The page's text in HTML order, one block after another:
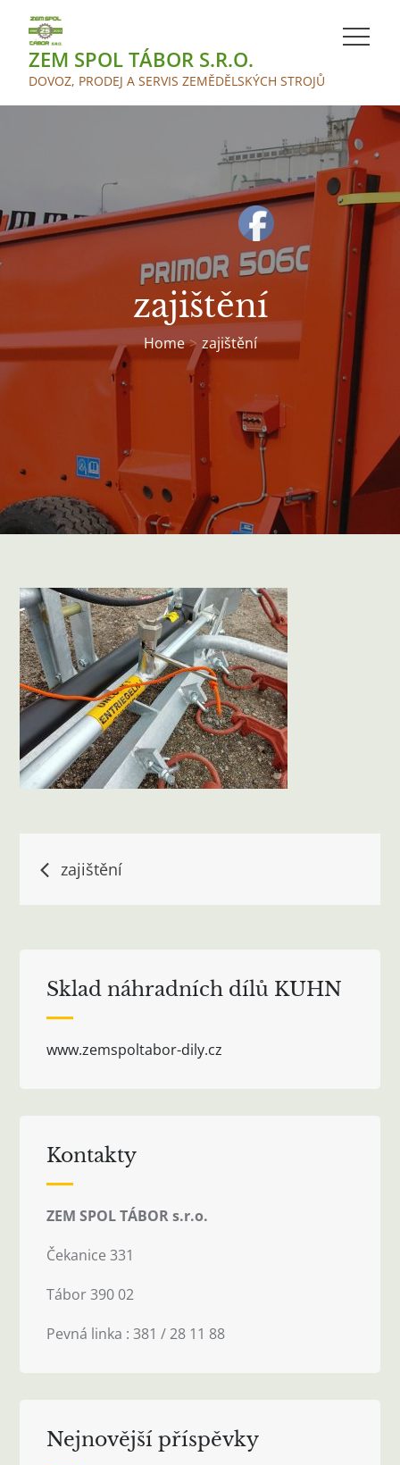
contentZEM SPOL TÁBOR S.R.O.
DOVOZ, PRODEJ A SERVIS ZEMĚDĚLSKÝCH STROJŮ
zajištění
Home zajištění
Navigace
zajištění
Sklad náhradních dílů KUHN
www.zemspoltabor-dily.cz
Kontakty
ZEM SPOL TÁBOR s.r.o.
Čekanice 331
Tábor 390 02
Pevná linka : 381 / 28 11 88
Nejnovější příspěvky